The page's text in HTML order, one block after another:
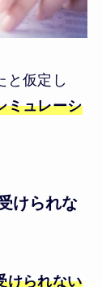
と仮定し
ミュレーシ
けられな
けられない